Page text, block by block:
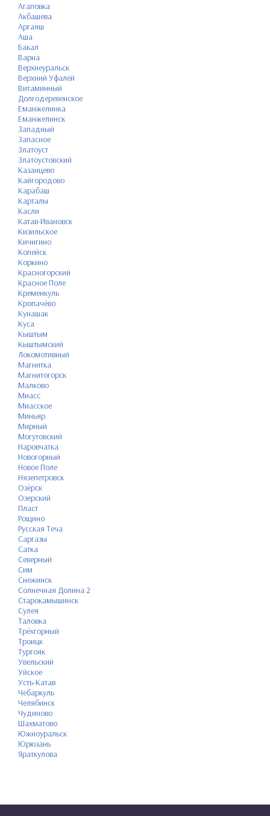
Агаповка
Акбашева
Аргаяш
Аша
Бакал
Варна
Верхнеуральск
Верхний Уфалей
Витаминный
Долгодеревенское
Еманжелинка
Еманжелинск
Западный
Запасное
Златоуст
Златоустовский
Казанцево
Кайгородово
Карабаш
Карталы
Касли
Катав-Ивановск
Кизильское
Кичигино
Копейск
Коркино
Красногорский
Красное Поле
Кременкуль
Кропачёво
Кунашак
Куса
Кыштым
Кыштымский
Локомотивный
Магнитка
Магнитогорск
Малково
Миасс
Миасское
Миньяр
Мирный
Могутовский
Наровчатка
Новогорный
Новое Поле
Нязепетровск
Озёрск
Озерский
Пласт
Рощино
Русская Теча
Саргазы
Сатка
Северный
Сим
Снежинск
Солнечная Долина 2
Старокамышинск
Сулея
Таловка
Трёхгорный
Троицк
Тургояк
Увельский
Уйское
Усть-Катав
Чебаркуль
Челябинск
Чудиново
Шахматово
Южноуральск
Юрюзань
Яраткулова